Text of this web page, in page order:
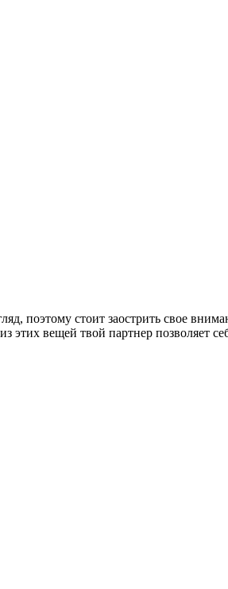
поэтому стоит заострить свое
этих вещей твой партнер позволяет